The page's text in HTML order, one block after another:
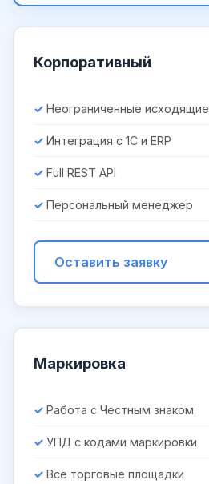
Корпоративный
Неограниченные исходящие
Интеграция с 1С и ERP
Full REST API
Персональный менеджер
Оставить заявку
Маркировка
Работа с Честным знаком
УПД с кодами маркировки
Все торговые площадки